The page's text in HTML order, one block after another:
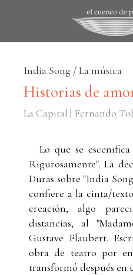
India Song / La música
Historias de
La Capital | Fernando
Lo que se
Rigurosamente". La
Duras sobre "India
confiere a la cinta/
creación, algo
distancias, al
Gustave Flaubert.
obra de teatro por
transformó después